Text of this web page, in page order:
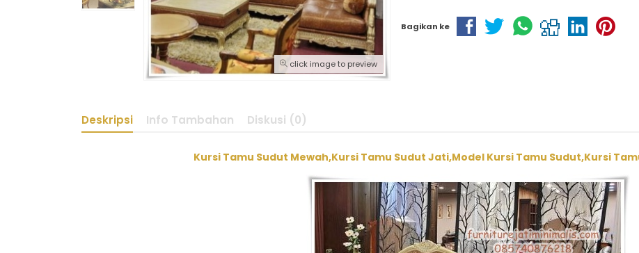
click image to preview
Bagikan ke
Deskripsi Info Tambahan Diskusi (0)
Kursi Tamu Sudut Mewah,Kursi Tamu Sudut Jati,Model Kursi Tamu Sudut,Kursi